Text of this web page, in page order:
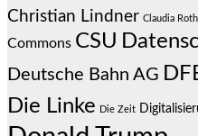
Christian Lindner Claudia Roth
Commons CSU
Deutsche Bahn AG
Die Linke Die Zeit